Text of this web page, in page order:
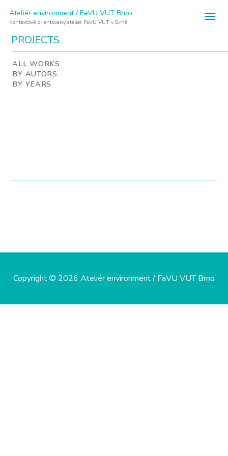
Ateliér environment / FaVU VUT Brno
Kontextově orientovaný ateliér FaVU VUT v Brně
PROJECTS
ALL WORKS
BY AUTORS
BY YEARS
Copyright © 2026 Ateliér environment / FaVU VUT Brno